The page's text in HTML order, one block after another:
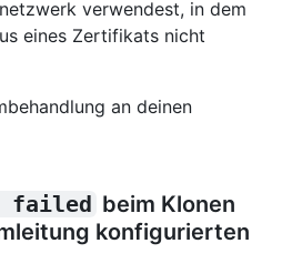
verwendest, in dem
eines Zertifikats nicht
an deinen
failed beim Klonen
konfigurierten